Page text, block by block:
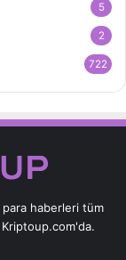
5
2
722
haberleri tüm